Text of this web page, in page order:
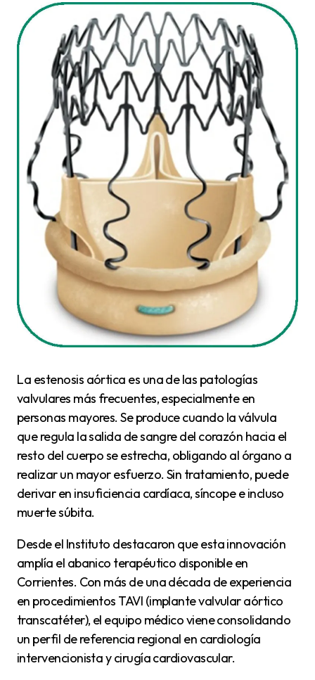
La estenosis aórtica es una de las patologías
valvulares más frecuentes, especialmente en
personas mayores. Se produce cuando la válvula
que regula la salida de sangre del corazón hacia el
resto del cuerpo se estrecha, obligando al órgano a
realizar un mayor esfuerzo. Sin tratamiento, puede
derivar en insuficiencia cardíaca, síncope e incluso
muerte súbita.
Desde el Instituto destacaron que esta innovación
amplía el abanico terapéutico disponible en
Corrientes. Con más de una década de experiencia
en procedimientos TAVI (implante valvular aórtico
transcatéter), el equipo médico viene consolidando
un perfil de referencia regional en cardiología
intervencionista y cirugía cardiovascular.